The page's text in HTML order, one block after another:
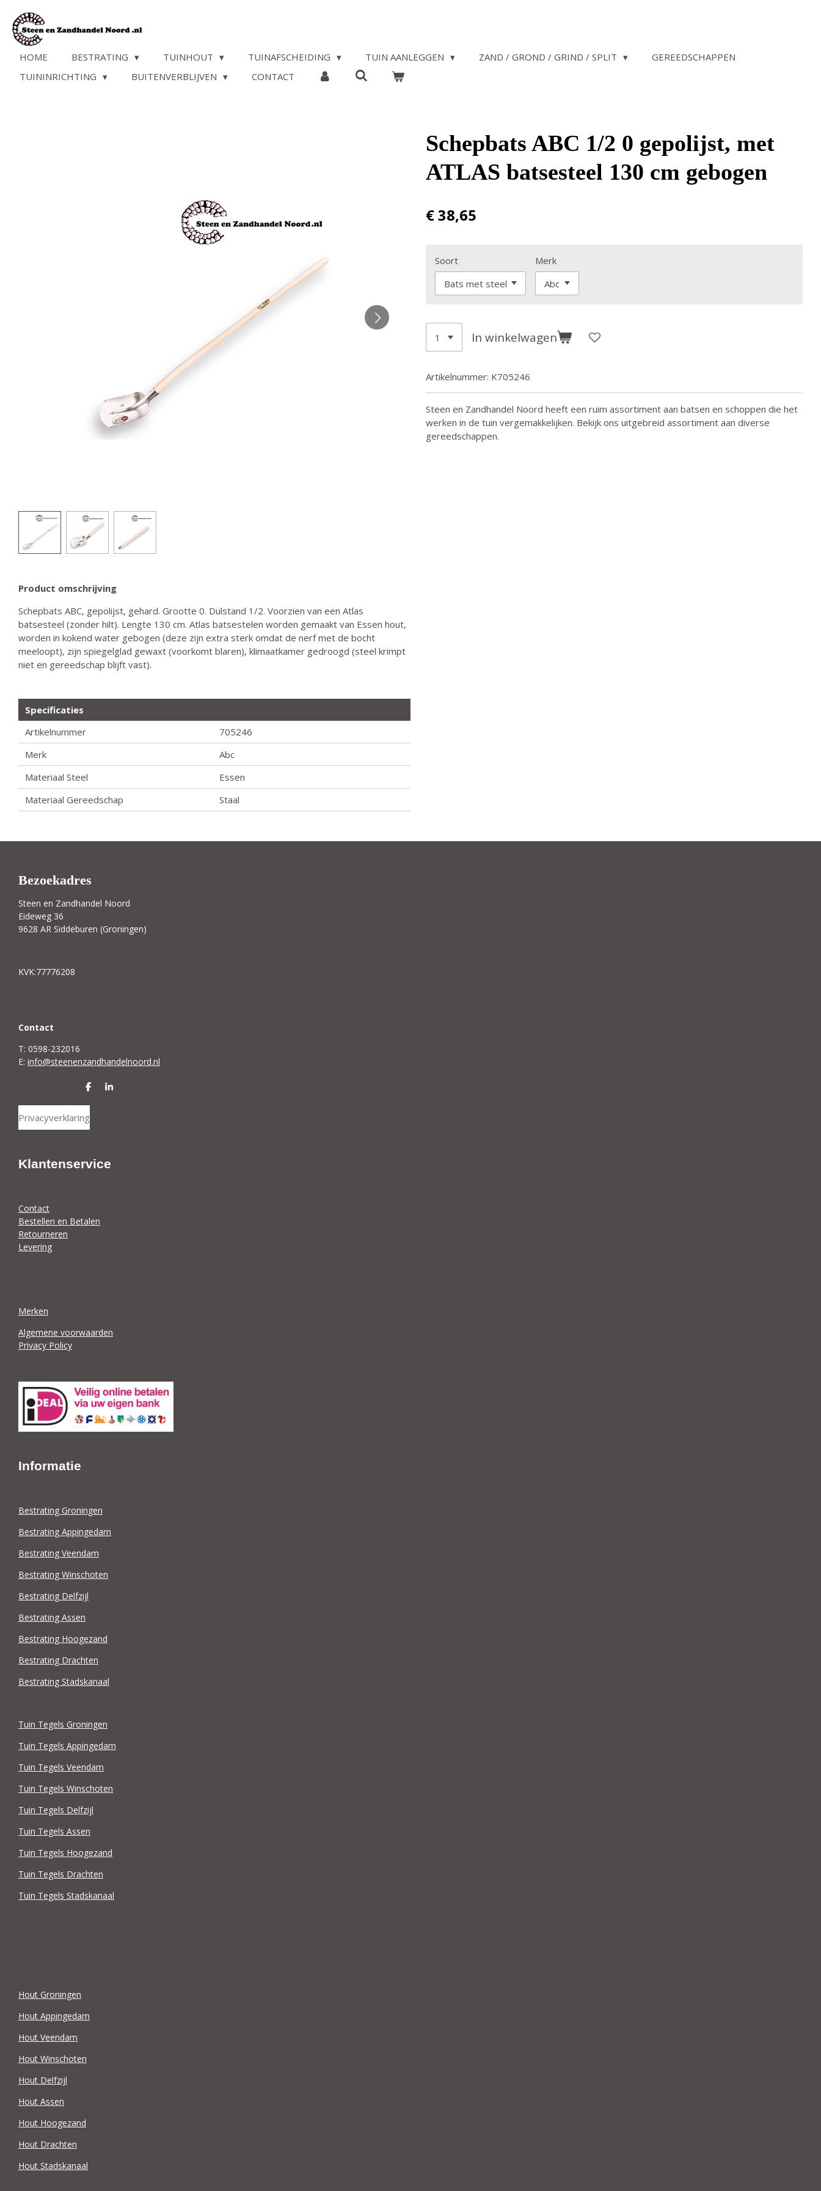
direct
naar
HOME BESTRATING TUINHOUT TUINAFSCHEIDING TUIN AANLEGGEN ZAND / GROND / GRIND / SPLIT
GEREEDSCHAPPEN
TUININRICHTING
BUITENVERBLIJVEN CONTACT
Schepbats ABC 1/2 0 gepolijst, met
ATLAS batsesteel 130 cm gebogen
€ 38,65
Soort Merk
In winkelwagen
Artikelnummer: K705246
Steen en Zandhandel Noord heeft een ruim assortiment aan batsen en schoppen die het
werken in de tuin vergemakkelijken. Bekijk ons uitgebreid assortiment aan diverse
gereedschappen.
Product omschrijving
Schepbats ABC, gepolijst, gehard. Grootte 0. Dulstand 1/2. Voorzien van een Atlas
batsesteel (zonder hilt). Lengte 130 cm. Atlas batsestelen worden gemaakt van Essen hout,
worden in kokend water gebogen (deze zijn extra sterk omdat de nerf met de bocht
meeloopt), zijn spiegelglad gewaxt (voorkomt blaren), klimaatkamer gedroogd (steel krimpt
niet en gereedschap blijft vast).
Specificaties
Artikelnummer
705246
Merk
Abc
Materiaal Steel
Essen
Materiaal Gereedschap
Staal
Bezoekadres
Steen en Zandhandel Noord
Eideweg 36
9628 AR Siddeburen (Groningen)
KVK:77776208
Contact
T: 0598-232016
E: info@steenenzandhandelnoord.nl
D
l
e
n
S
Privacyverklaring
Klantenservice
Contact
Bestellen en Betalen
Retourneren
Levering
Merken
Algemene voorwaarden
Privacy Policy
Informatie
Bestrating Groningen
Bestrating Appingedam
Bestrating Veendam
Bestrating Winschoten
Bestrating Delfzijl
Bestrating Assen
Bestrating Hoogezand
Bestrating Drachten
Bestrating Stadskanaal
Tuin Tegels Groningen
Tuin Tegels Appingedam
Tuin Tegels Veendam
Tuin Tegels Winschoten
Tuin Tegels Delfzijl
Tuin Tegels Assen
Tuin Tegels Hoogezand
Tuin Tegels Drachten
Tuin Tegels Stadskanaal
Hout Groningen
Hout Appingedam
Hout Veendam
Hout Winschoten
Hout Delfzijl
Hout Assen
Hout Hoogezand
Hout Drachten
Hout Stadskanaal